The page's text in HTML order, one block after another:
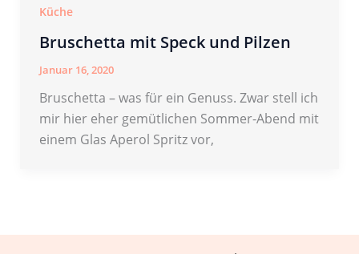
Küche
Bruschetta mit Speck und Pilzen
Januar 16, 2020
Bruschetta – was für ein Genuss. Zwar stell ich
mir hier eher gemütlichen Sommer-Abend mit
einem Glas Aperol Spritz vor,